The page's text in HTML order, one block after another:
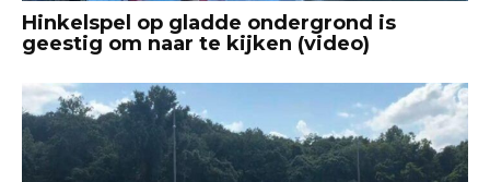
Hinkelspel op gladde ondergrond is
geestig om naar te kijken (video)